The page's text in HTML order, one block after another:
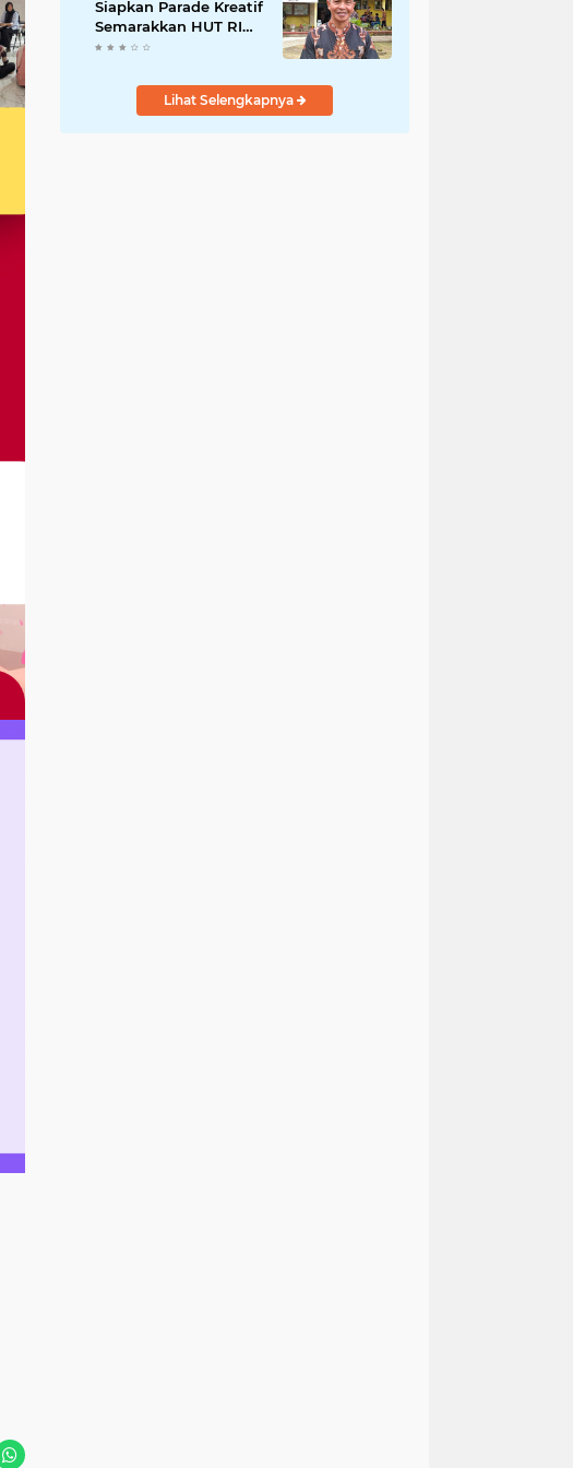
Siapkan Parade Kreatif
Semarakkan HUT RI
ke-81, Pendaftaran
Dibuka
Lihat Selengkapnya